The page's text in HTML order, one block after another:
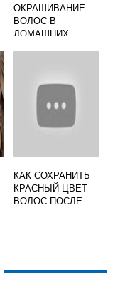
ОКРАШИВАНИЕ
ВОЛОС В
ДОМАШНИХ
КАК СОХРАНИТЬ
КРАСНЫЙ ЦВЕТ
ВОЛОС ПОСЛЕ